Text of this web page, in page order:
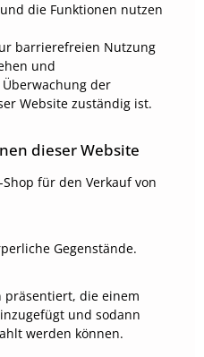
die Funktionen nutzen
barrierefreien Nutzung
und
der
Website zuständig ist.
dieser Website
für den Verkauf von
Gegenstände.
präsentiert, die einem
und sodann
werden können.